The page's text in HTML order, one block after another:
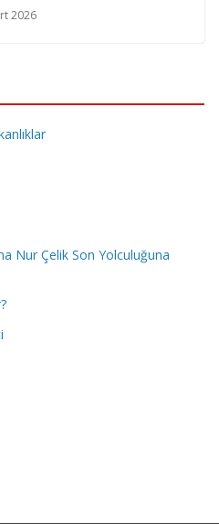
2026
Nur Çelik Son Yolculuğuna